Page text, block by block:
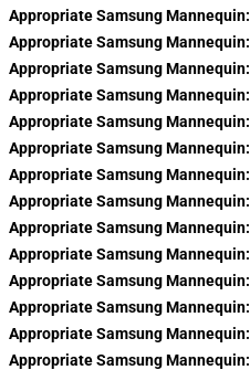
Appropriate Samsung Mannequin:
Appropriate Samsung Mannequin:
Appropriate Samsung Mannequin:
Appropriate Samsung Mannequin:
Appropriate Samsung Mannequin:
Appropriate Samsung Mannequin:
Appropriate Samsung Mannequin:
Appropriate Samsung Mannequin:
Appropriate Samsung Mannequin:
Appropriate Samsung Mannequin:
Appropriate Samsung Mannequin:
Appropriate Samsung Mannequin:
Appropriate Samsung Mannequin:
Appropriate Samsung Mannequin: